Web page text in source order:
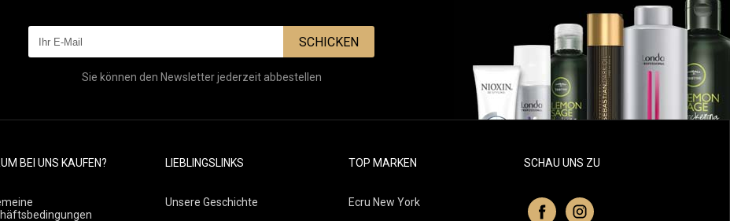
SCHICKEN
Sie können den Newsletter jederzeit abbestellen
BEI UNS KAUFEN? LIEBLINGSLINKS
Unsere Geschichte
TOP MARKEN
Ecru New York
SCHAU UNS ZU